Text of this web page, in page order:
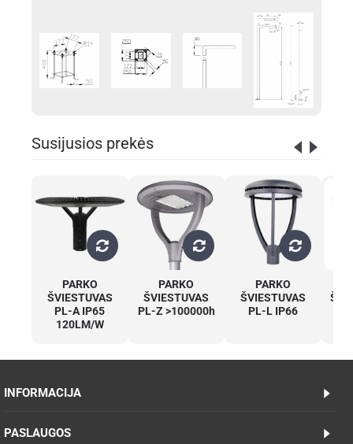
Susijusios prekės
PARKO
ŠVIESTUVAS
PL-A IP65
120LM/W
PARKO
ŠVIESTUVAS
PL-Z >100000h
PARKO
ŠVIESTUVAS
PL-L IP66
INFORMACIJA
PASLAUGOS